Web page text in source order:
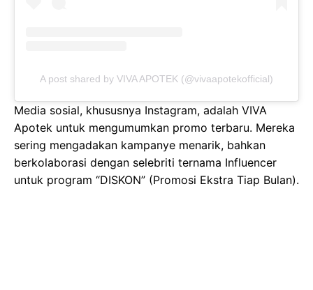
A post shared by VIVA APOTEK (@vivaapotekofficial)
Media sosial, khususnya Instagram, adalah VIVA
Apotek untuk mengumumkan promo terbaru. Mereka
sering mengadakan kampanye menarik, bahkan
berkolaborasi dengan selebriti ternama Influencer
untuk program “DISKON” (Promosi Ekstra Tiap Bulan).